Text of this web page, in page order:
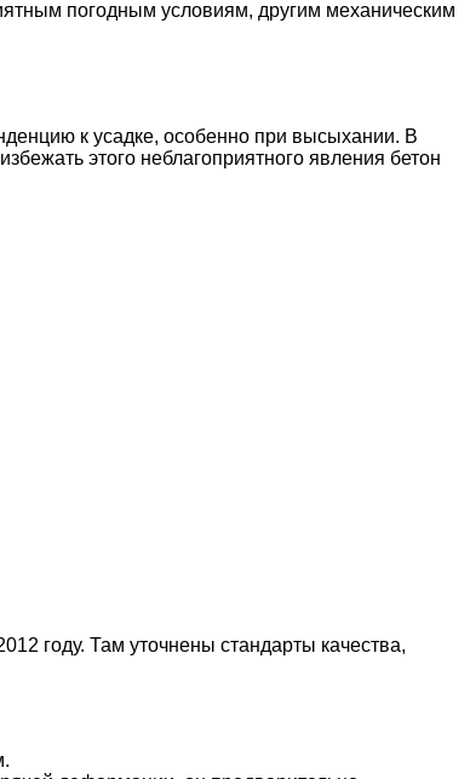
погодным условиям, другим механическим
к усадке, особенно при высыхании. В
этого неблагоприятного явления бетон
году. Там уточнены стандарты качества,